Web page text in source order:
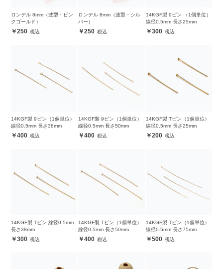
ロンデル 8mm（波型・ピン
クゴールド）
250
ロンデル 8mm（波型・シル
バー）
250
14KGF製 9ピン （1個単位）
線径0.5mm 長さ25mm
300
14KGF製 9ピン（1個単位）
線径0.5mm 長さ38mm
400
14KGF製 9ピン（1個単位）
線径0.5mm 長さ50mm
400
14KGF製 Tピン（1個単位）
線径0.5mm 長さ25mm
200
14KGF製 Tピン 線径0.5mm
長さ38mm
300
14KGF製 Tピン（1個単位）
線径0.5mm 長さ50mm
400
14KGF製 Tピン（1個単位）
線径0.5mm 長さ75mm
500